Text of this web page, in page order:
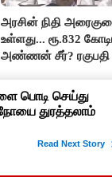
அரசின் நிதி
உள்ளது... ரூ.832
அண்ணன் சீர்? ரகுபதி